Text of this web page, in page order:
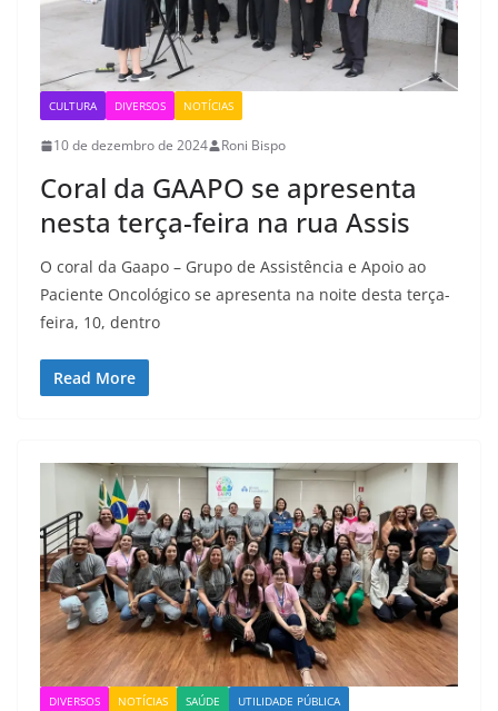
CULTURA DIVERSOS NOTÍCIAS
10 de dezembro de 2024 Roni Bispo
Coral da GAAPO se apresenta
nesta terça-feira na rua Assis
O coral da Gaapo – Grupo de Assistência e Apoio ao
Paciente Oncológico se apresenta na noite desta terça-
feira, 10, dentro
Read More
DIVERSOS NOTÍCIAS SAÚDE UTILIDADE PÚBLICA